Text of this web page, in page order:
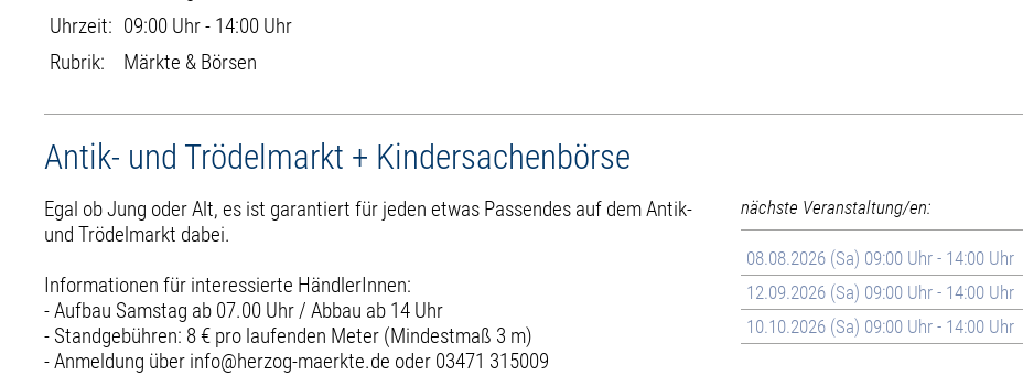
Uhrzeit: 09:00 Uhr - 14:00 Uhr
Rubrik:
Märkte & Börsen
Antik- und Trödelmarkt + Kindersachenbörse
Egal ob Jung oder Alt, es ist garantiert für jeden etwas Passendes auf dem Antik-
und Trödelmarkt dabei.
Informationen für interessierte HändlerInnen:
- Aufbau Samstag ab 07.00 Uhr / Abbau ab 14 Uhr
- Standgebühren: 8 € pro laufenden Meter (Mindestmaß 3 m)
- Anmeldung über info@herzog-maerkte.de oder 03471 315009
nächste Veranstaltung/en:
08.08.2026 (Sa) 09:00 Uhr - 14:00 Uhr
12.09.2026 (Sa) 09:00 Uhr - 14:00 Uhr
10.10.2026 (Sa) 09:00 Uhr - 14:00 Uhr